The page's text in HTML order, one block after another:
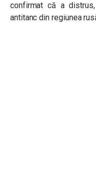
confirmat că a
antitanc din regiunea